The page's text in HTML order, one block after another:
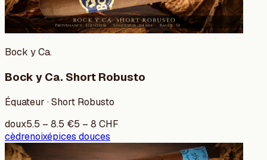
Bock y Ca.
Bock y Ca. Short Robusto
Équateur · Short Robusto
doux5.5 – 8.5 €5 – 8 CHF
cèdrenoixépices douces